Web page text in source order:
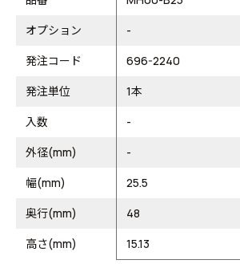
オプション
-
発注コード
696-2240
発注単位
1本
入数
-
外径(mm)
-
幅(mm)
25.5
奥行(mm)
48
高さ(mm)
15.13